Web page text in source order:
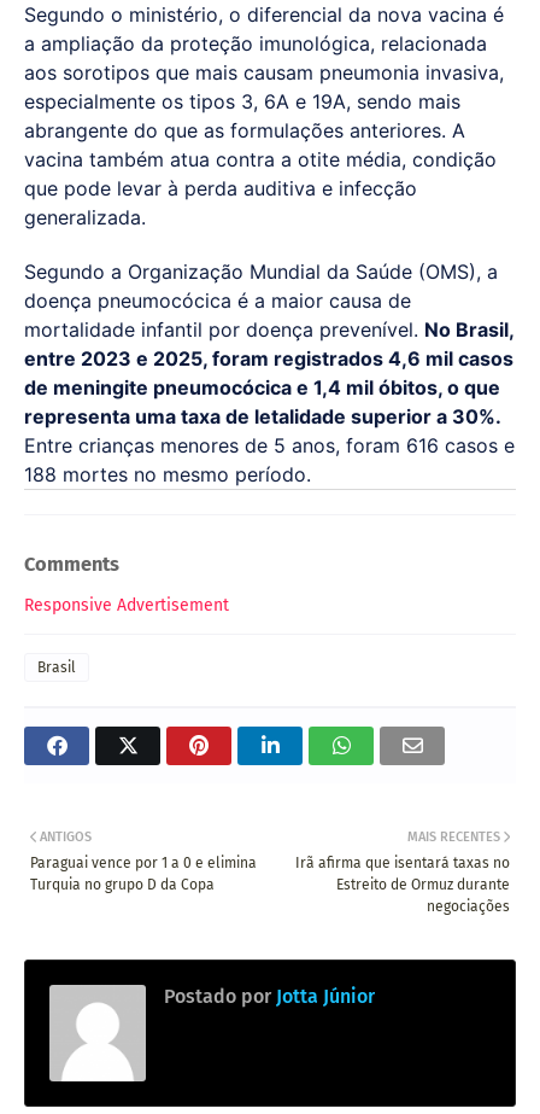
Segundo o ministério, o diferencial da nova vacina é
a ampliação da proteção imunológica, relacionada
aos sorotipos que mais causam pneumonia invasiva,
especialmente os tipos 3, 6A e 19A, sendo mais
abrangente do que as formulações anteriores. A
vacina também atua contra a otite média, condição
que pode levar à perda auditiva e infecção
generalizada.
Segundo a Organização Mundial da Saúde (OMS), a
doença pneumocócica é a maior causa de
mortalidade infantil por doença prevenível. No Brasil,
entre 2023 e 2025, foram registrados 4,6 mil casos
de meningite pneumocócica e 1,4 mil óbitos, o que
representa uma taxa de letalidade superior a 30%.
Entre crianças menores de 5 anos, foram 616 casos e
188 mortes no mesmo período.
Comments
Responsive Advertisement
Brasil
MAIS RECENTES
Irã afirma que isentará taxas no
Estreito de Ormuz durante
negociações
ANTIGOS
Paraguai vence por 1 a 0 e elimina
Turquia no grupo D da Copa
Postado por Jotta Júnior